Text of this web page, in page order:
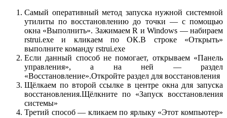
Самый оперативный метод запуска нужной системной
утилиты по восстановлению до точки — с помощью
окна «Выполнить». Зажимаем R и Windows — набираем
rstrui.exe и кликаем по ОК.В строке «Открыть»
выполните команду rstrui.exe
Если данный способ не помогает, открываем «Панель
управления», а на ней — раздел
«Восстановление».Откройте раздел для восстановления
Щёлкаем по второй ссылке в центре окна для запуска
восстановления.Щёлкните по «Запуск восстановления
системы»
Третий способ — кликаем по ярлыку «Этот компьютер»